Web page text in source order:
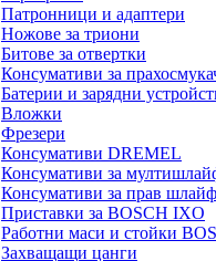
Патронници и адаптери
Ножове за триони
Битове за отвертки
Консумативи за
Батерии и зарядни
Вложки
Фрезери
Консумативи DREMEL
Консумативи за
Консумативи за прав шлайф
Приставки за BOSCH IXO
Работни маси и стойки
Захващащи цанги